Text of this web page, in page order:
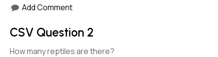
Add Comment
CSV Question 2
How many reptiles are there?